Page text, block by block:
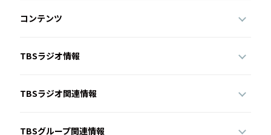
コンテンツ
TBSラジオ情報
TBSラジオ関連情報
TBSグループ関連情報